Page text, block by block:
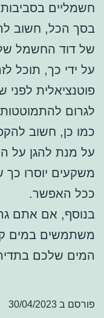
חשמליים
בסך הכל, חשוב
של דוד החשמל
על ידי כך, תוכל
פוטנציאלית לפני
לגרום
כמו כן, חשוב
על מנת להגן על
משקעים יוסרו כך
ככל האפשר.
בנוסף, אם אתם
משתמשים במים
המים שלכם
פורסם ב 30/04/2023